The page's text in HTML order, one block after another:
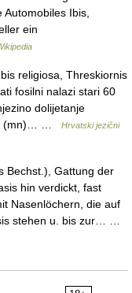
Ibis,
ein
religiosa, Threskiornis
fosilni nalazi stari 60
dolijetanje
(mn)… …
Hrvatski jezični
Bechst.), Gattung der
hin verdickt, fast
Nasenlöchern, die auf
stehen u. bis zur… …